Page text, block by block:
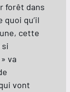
forêt dans
quoi qu’il
cette
va
vont